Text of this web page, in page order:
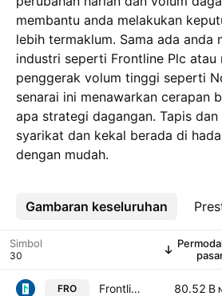
membantu anda melakukan
lebih termaklum. Sama ada anda
industri seperti Frontline Plc atau
penggerak volum tinggi seperti
senarai ini menawarkan cerapan
apa strategi dagangan. Tapis
syarikat dan kekal berada di
dengan mudah.
Gambaran keseluruhan
Lebih
Simbol
FRO Frontline Plc 80.52 B